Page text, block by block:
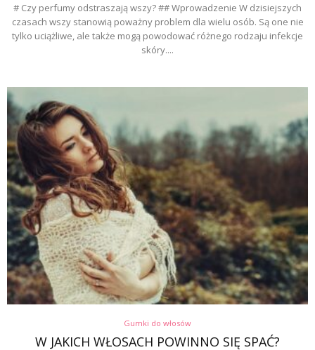
# Czy perfumy odstraszają wszy? ## Wprowadzenie W dzisiejszych
czasach wszy stanowią poważny problem dla wielu osób. Są one nie
tylko uciążliwe, ale także mogą powodować różnego rodzaju infekcje
skóry....
Gumki do włosów
W JAKICH WŁOSACH POWINNO SIĘ SPAĆ?